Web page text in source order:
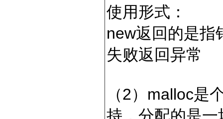
使用形式：
new返回的是指
失败返回异常
（2）malloc是